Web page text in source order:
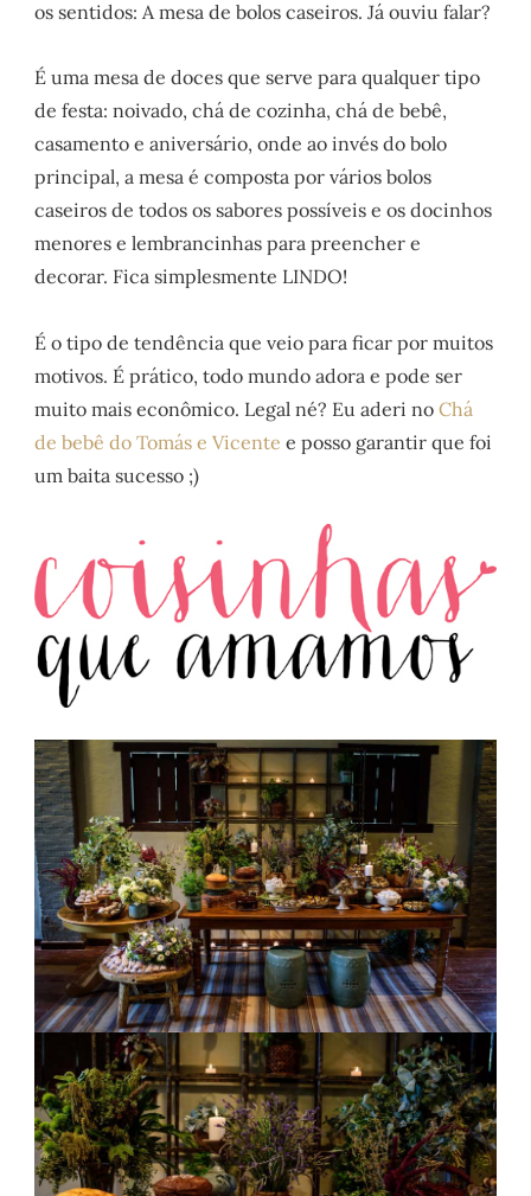
os sentidos: A mesa de bolos caseiros. Já ouviu falar?
É uma mesa de doces que serve para qualquer tipo
de festa: noivado, chá de cozinha, chá de bebê,
casamento e aniversário, onde ao invés do bolo
principal, a mesa é composta por vários bolos
caseiros de todos os sabores possíveis e os docinhos
menores e lembrancinhas para preencher e
decorar. Fica simplesmente LINDO!
É o tipo de tendência que veio para ficar por muitos
motivos. É prático, todo mundo adora e pode ser
muito mais econômico. Legal né? Eu aderi noChá
de bebê do Tomás e Vicente e posso garantir que foi
um baita sucesso ;)